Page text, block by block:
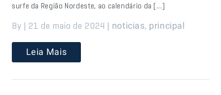
surfe da Região Nordeste, ao calendário da […]
By | 21 de maio de 2024 | noticias, principal
Leia Mais